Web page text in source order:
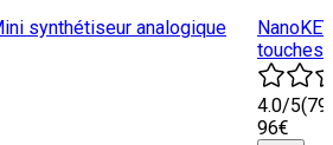
synthétiseur analogique
touches
4.0/5(79
96€